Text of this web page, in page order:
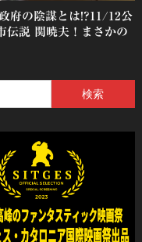
府の陰謀とは!?11/12公
説 関暁夫！まさかの
索: